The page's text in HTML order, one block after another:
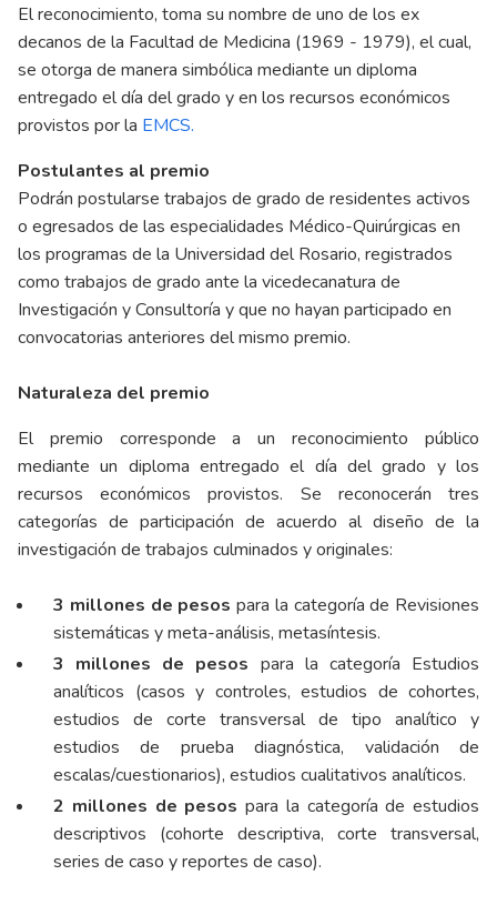
El reconocimiento, toma su nombre de uno de los ex
decanos de la Facultad de Medicina (1969 - 1979), el cual,
se otorga de manera simbólica mediante un diploma
entregado el día del grado y en los recursos económicos
provistos por la EMCS.
Postulantes al premio
Podrán postularse trabajos de grado de residentes activos
o egresados de las especialidades Médico-Quirúrgicas en
los programas de la Universidad del Rosario, registrados
como trabajos de grado ante la vicedecanatura de
Investigación y Consultoría y que no hayan participado en
convocatorias anteriores del mismo premio.
Naturaleza del premio
El premio corresponde a un reconocimiento público
mediante un diploma entregado el día del grado y los
recursos económicos provistos. Se reconocerán tres
categorías de participación de acuerdo al diseño de la
investigación de trabajos culminados y originales:
3 millones de pesos para la categoría de Revisiones
sistemáticas y meta-análisis, metasíntesis.
3 millones de pesos para la categoría Estudios
analíticos (casos y controles, estudios de cohortes,
estudios de corte transversal de tipo analítico y
estudios de prueba diagnóstica, validación de
escalas/cuestionarios), estudios cualitativos analíticos.
2 millones de pesos para la categoría de estudios
descriptivos (cohorte descriptiva, corte transversal,
series de caso y reportes de caso).